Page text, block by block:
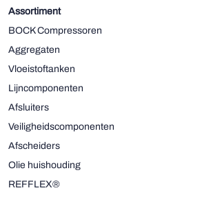
Assortiment
BOCK Compressoren
Aggregaten
Vloeistoftanken
Lijncomponenten
Afsluiters
Veiligheidscomponenten
Afscheiders
Olie huishouding
REFFLEX®